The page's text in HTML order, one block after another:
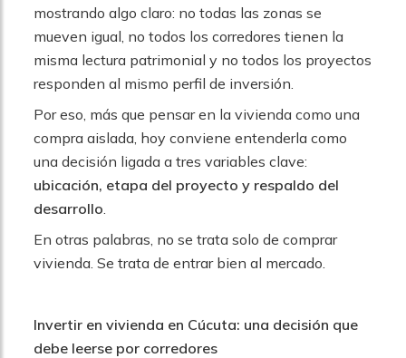
mostrando algo claro: no todas las zonas se
mueven igual, no todos los corredores tienen la
misma lectura patrimonial y no todos los proyectos
responden al mismo perfil de inversión.
Por eso, más que pensar en la vivienda como una
compra aislada, hoy conviene entenderla como
una decisión ligada a tres variables clave:
ubicación, etapa del proyecto y respaldo del
desarrollo
En otras palabras, no se trata solo de comprar
vivienda. Se trata de entrar bien al mercado.
Invertir en vivienda en Cúcuta: una decisión que
debe leerse por corredores